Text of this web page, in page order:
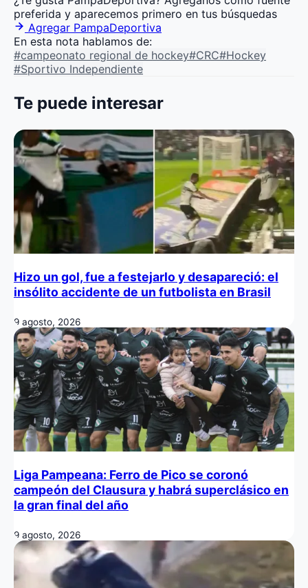
preferida y aparecemos primero en tus búsquedas
Agregar PampaDeportiva
En esta nota hablamos de:
#campeonato regional de hockey#CRC#Hockey
#Sportivo Independiente
Te puede interesar
Hizo un gol, fue a festejarlo y desapareció: el
insólito accidente de un futbolista en Brasil
9 agosto, 2026
Liga Pampeana: Ferro de Pico se coronó
campeón del Clausura y habrá superclásico en
la gran final del año
9 agosto, 2026